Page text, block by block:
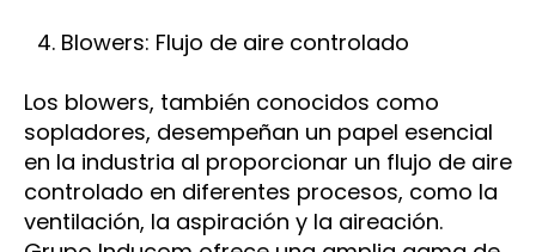
Blowers: Flujo de aire controlado
Los blowers, también conocidos como
sopladores, desempeñan un papel esencial
en la industria al proporcionar un flujo de aire
controlado en diferentes procesos, como la
ventilación, la aspiración y la aireación.